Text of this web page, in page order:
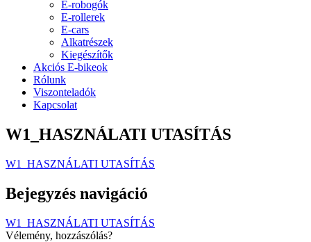
E-robogók
E-rollerek
E-cars
Alkatrészek
Kiegészítők
Akciós E-bikeok
Rólunk
Viszonteladók
Kapcsolat
W1_HASZNÁLATI UTASÍTÁS
W1_HASZNÁLATI UTASÍTÁS
Bejegyzés navigáció
W1_HASZNÁLATI UTASÍTÁS
Vélemény, hozzászólás?